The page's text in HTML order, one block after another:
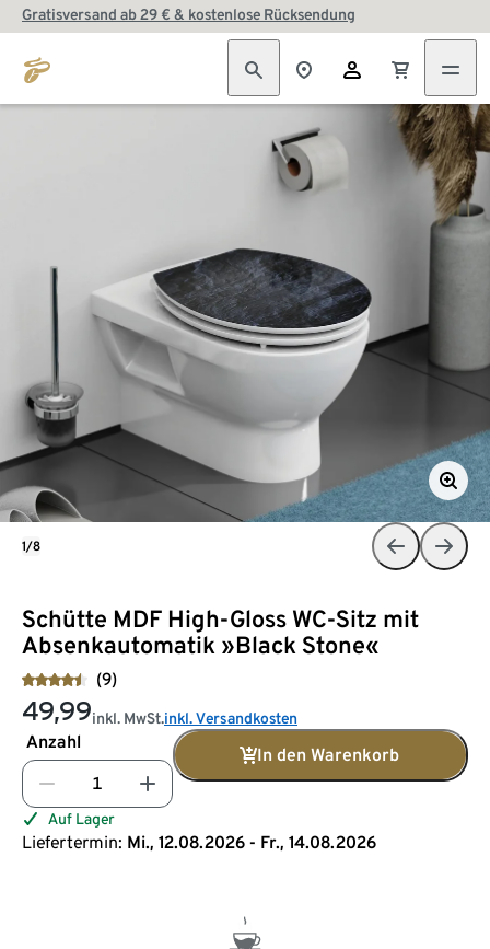
Gratisversand ab 29 € & kostenlose Rücksendung
Schütte MDF High-Gloss WC-Sitz mit
Absenkautomatik »Black Stone«
(9)
49,99inkl. MwSt.inkl. Versandkosten
Anzahl
In den Warenkorb
Auf Lager
Liefertermin: Mi., 12.08.2026 - Fr., 14.08.2026
1/8